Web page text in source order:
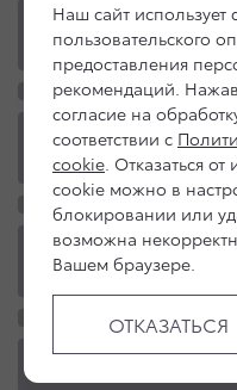
Наш сайт
пользовательского
предоставления
рекомендаций.
согласие на
соответствии с
cookie. Отказаться
cookie можно в
блокировании или
возможна
Вашем браузере.
ОТКАЗАТЬСЯ